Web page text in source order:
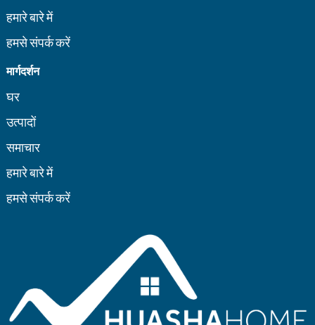
हमारे बारे में
हमसे संपर्क करें
मार्गदर्शन
घर
उत्पादों
समाचार
हमारे बारे में
हमसे संपर्क करें